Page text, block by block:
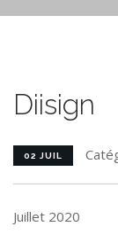
Diisign
02 JUIL
Juillet 2020